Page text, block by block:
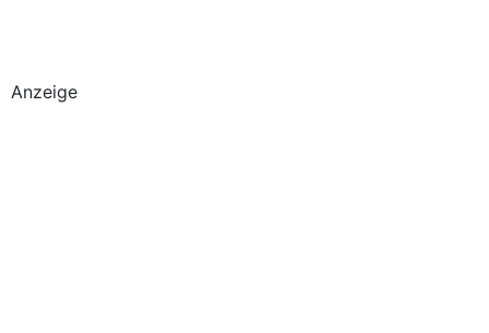
Anzeige